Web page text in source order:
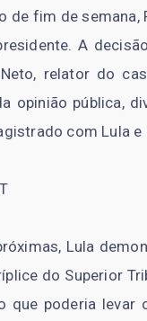
de fim de
A
relator do
opinião pública,
com Lula e
Lula
do Superior
que poderia levar